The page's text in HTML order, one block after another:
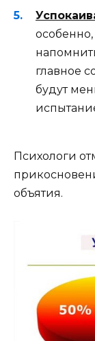
главное
будут
Психологи
объятия.